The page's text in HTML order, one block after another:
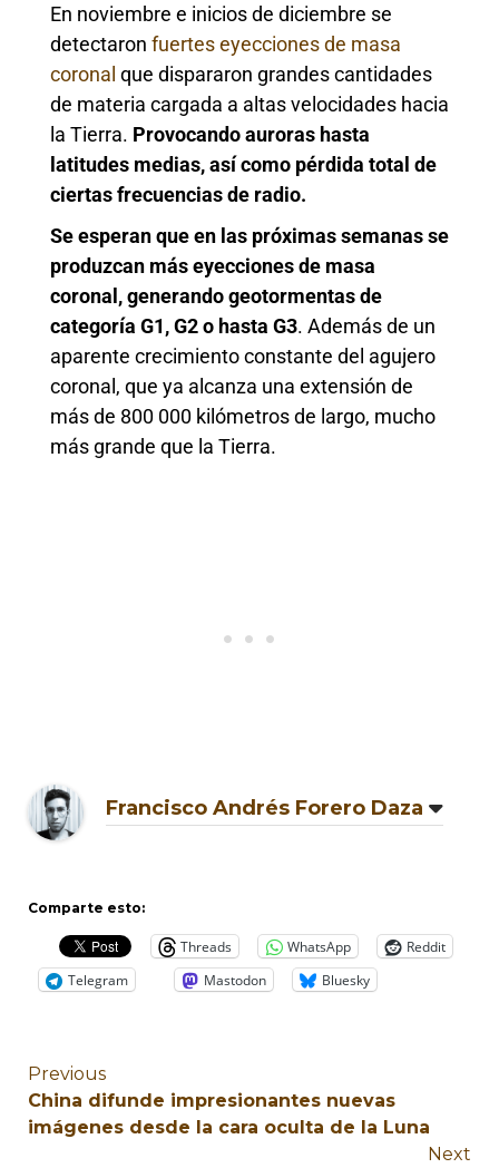
En noviembre e inicios de diciembre se
detectaron fuertes eyecciones de masa
coronal que dispararon grandes cantidades
de materia cargada a altas velocidades hacia
la Tierra. Provocando auroras hasta
latitudes medias, así como pérdida total de
ciertas frecuencias de radio.
Se esperan que en las próximas semanas se
produzcan más eyecciones de masa
coronal, generando geotormentas de
categoría G1, G2 o hasta G3. Además de un
aparente crecimiento constante del agujero
coronal, que ya alcanza una extensión de
más de 800 000 kilómetros de largo, mucho
más grande que la Tierra.
Francisco Andrés Forero Daza
Comparte esto:
Threads WhatsApp
Reddit
Telegram
Mastodon Bluesky
Previous
China difunde impresionantes nuevas
imágenes desde la cara oculta de la Luna
Next